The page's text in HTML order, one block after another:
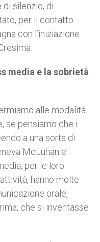
silenzio, di
per il contatto
con l’iniziazione
media e la sobrietà
alle modalità
se pensiamo che i
a una sorta di
McLuhan e
per le loro
hanno molte
orale,
che si inventasse